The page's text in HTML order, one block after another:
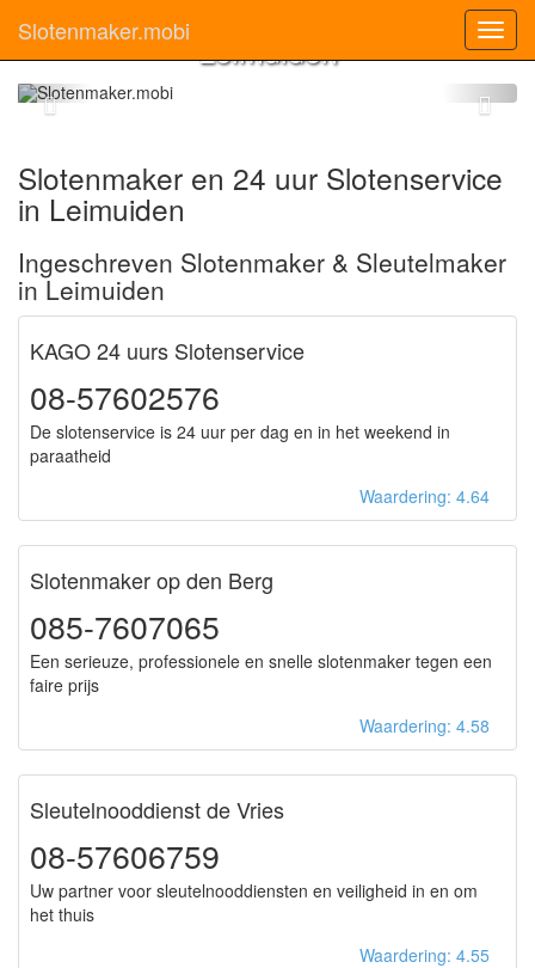
Slotenmaker.mobiSlotenmaker
Leimuiden
Slotenmaker en 24 uur Slotenservice
in Leimuiden
Ingeschreven Slotenmaker & Sleutelmaker
in Leimuiden
KAGO 24 uurs Slotenservice
08-57602576
De slotenservice is 24 uur per dag en in het weekend in
paraatheid
Waardering: 4.64
Slotenmaker op den Berg
085-7607065
Een serieuze, professionele en snelle slotenmaker tegen een
faire prijs
Waardering: 4.58
Sleutelnooddienst de Vries
08-57606759
Uw partner voor sleutelnooddiensten en veiligheid in en om
het thuis
Waardering: 4.55